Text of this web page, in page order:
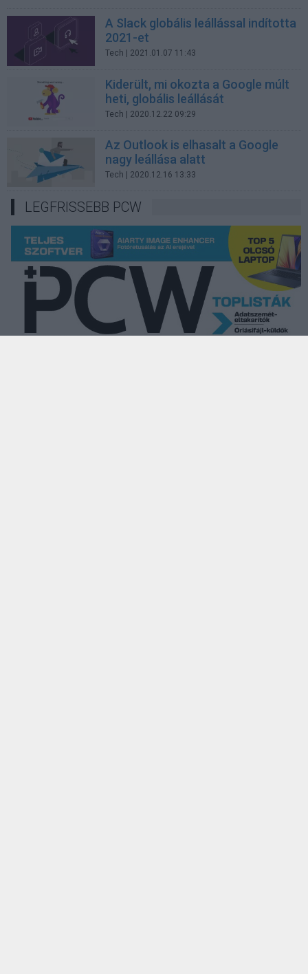
A Slack globális leállással indította
2021-et
Tech | 2021.01.07 11:43
Kiderült, mi okozta a Google múlt
heti, globális leállását
Tech | 2020.12.22 09:29
Az Outlook is elhasalt a Google
nagy leállása alatt
Tech | 2020.12.16 13:33
LEGFRISSEBB PCW